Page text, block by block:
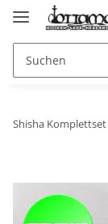
Shisha Komplettset